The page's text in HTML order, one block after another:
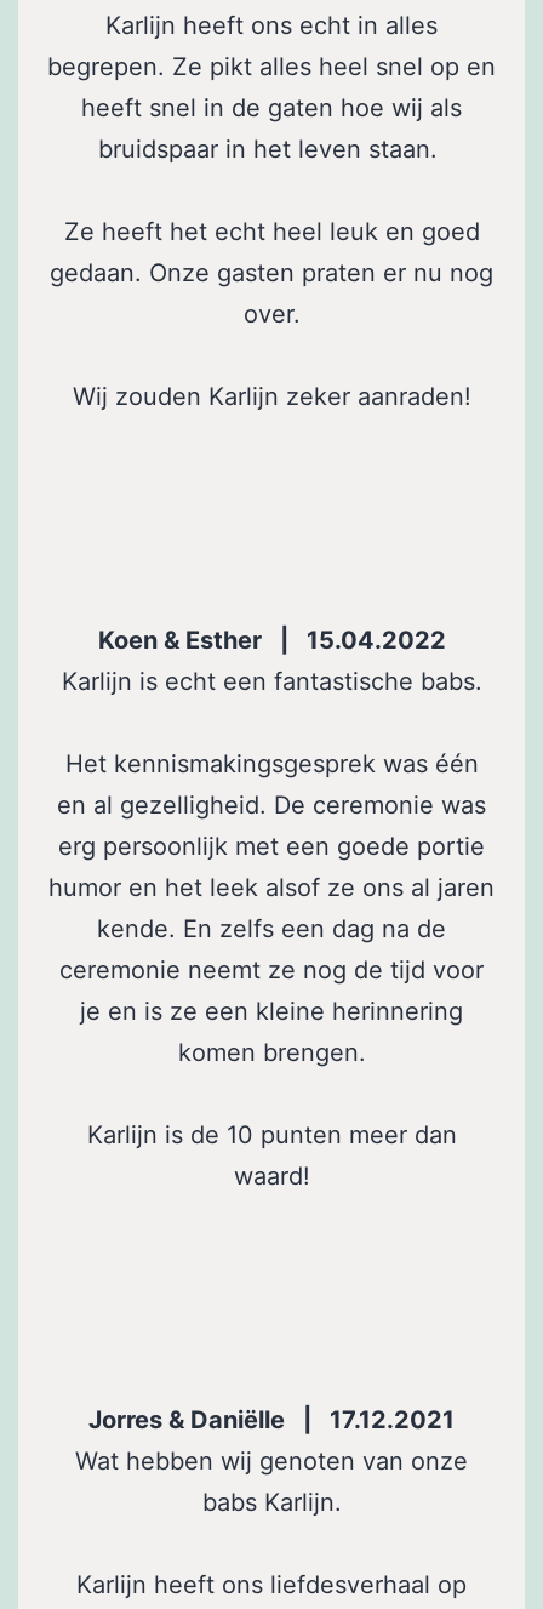
Karlijn heeft ons echt in alles
begrepen. Ze pikt alles heel snel op en
heeft snel in de gaten hoe wij als
bruidspaar in het leven staan.
Ze heeft het echt heel leuk en goed
gedaan. Onze gasten praten er nu nog
over.
Wij zouden Karlijn zeker aanraden!
Koen & Esther | 15.04.2022
Karlijn is echt een fantastische babs.
Het kennismakingsgesprek was één
en al gezelligheid. De ceremonie was
erg persoonlijk met een goede portie
humor en het leek alsof ze ons al jaren
kende. En zelfs een dag na de
ceremonie neemt ze nog de tijd voor
je en is ze een kleine herinnering
komen brengen.
Karlijn is de 10 punten meer dan
waard!
Jorres & Daniëlle | 17.12.2021
Wat hebben wij genoten van onze
babs Karlijn.
Karlijn heeft ons liefdesverhaal op